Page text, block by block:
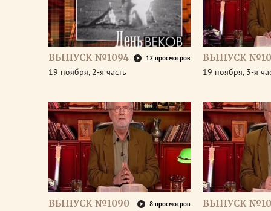
ВЫПУСК №1094 12 просмотров
19 ноября, 2-я часть
ВЫПУСК
19 ноября, 3-я
ВЫПУСК №1090 8 просмотров ВЫПУСК